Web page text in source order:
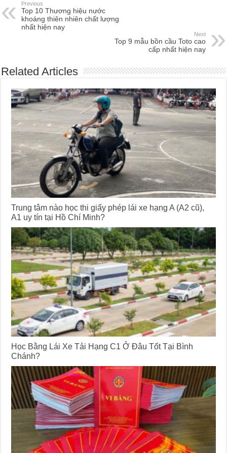
Previous
Top 10 Thương hiệu nước
khoáng thiên nhiên chất lượng
nhất hiện nay
Next
Top 9 mẫu bồn cầu Toto cao
cấp nhất hiện nay
Related Articles
Trung tâm nào học thi giấy phép lái xe hạng A (A2 cũ),
A1 uy tín tại Hồ Chí Minh?
Học Bằng Lái Xe Tải Hạng C1 Ở Đâu Tốt Tại Bình
Chánh?